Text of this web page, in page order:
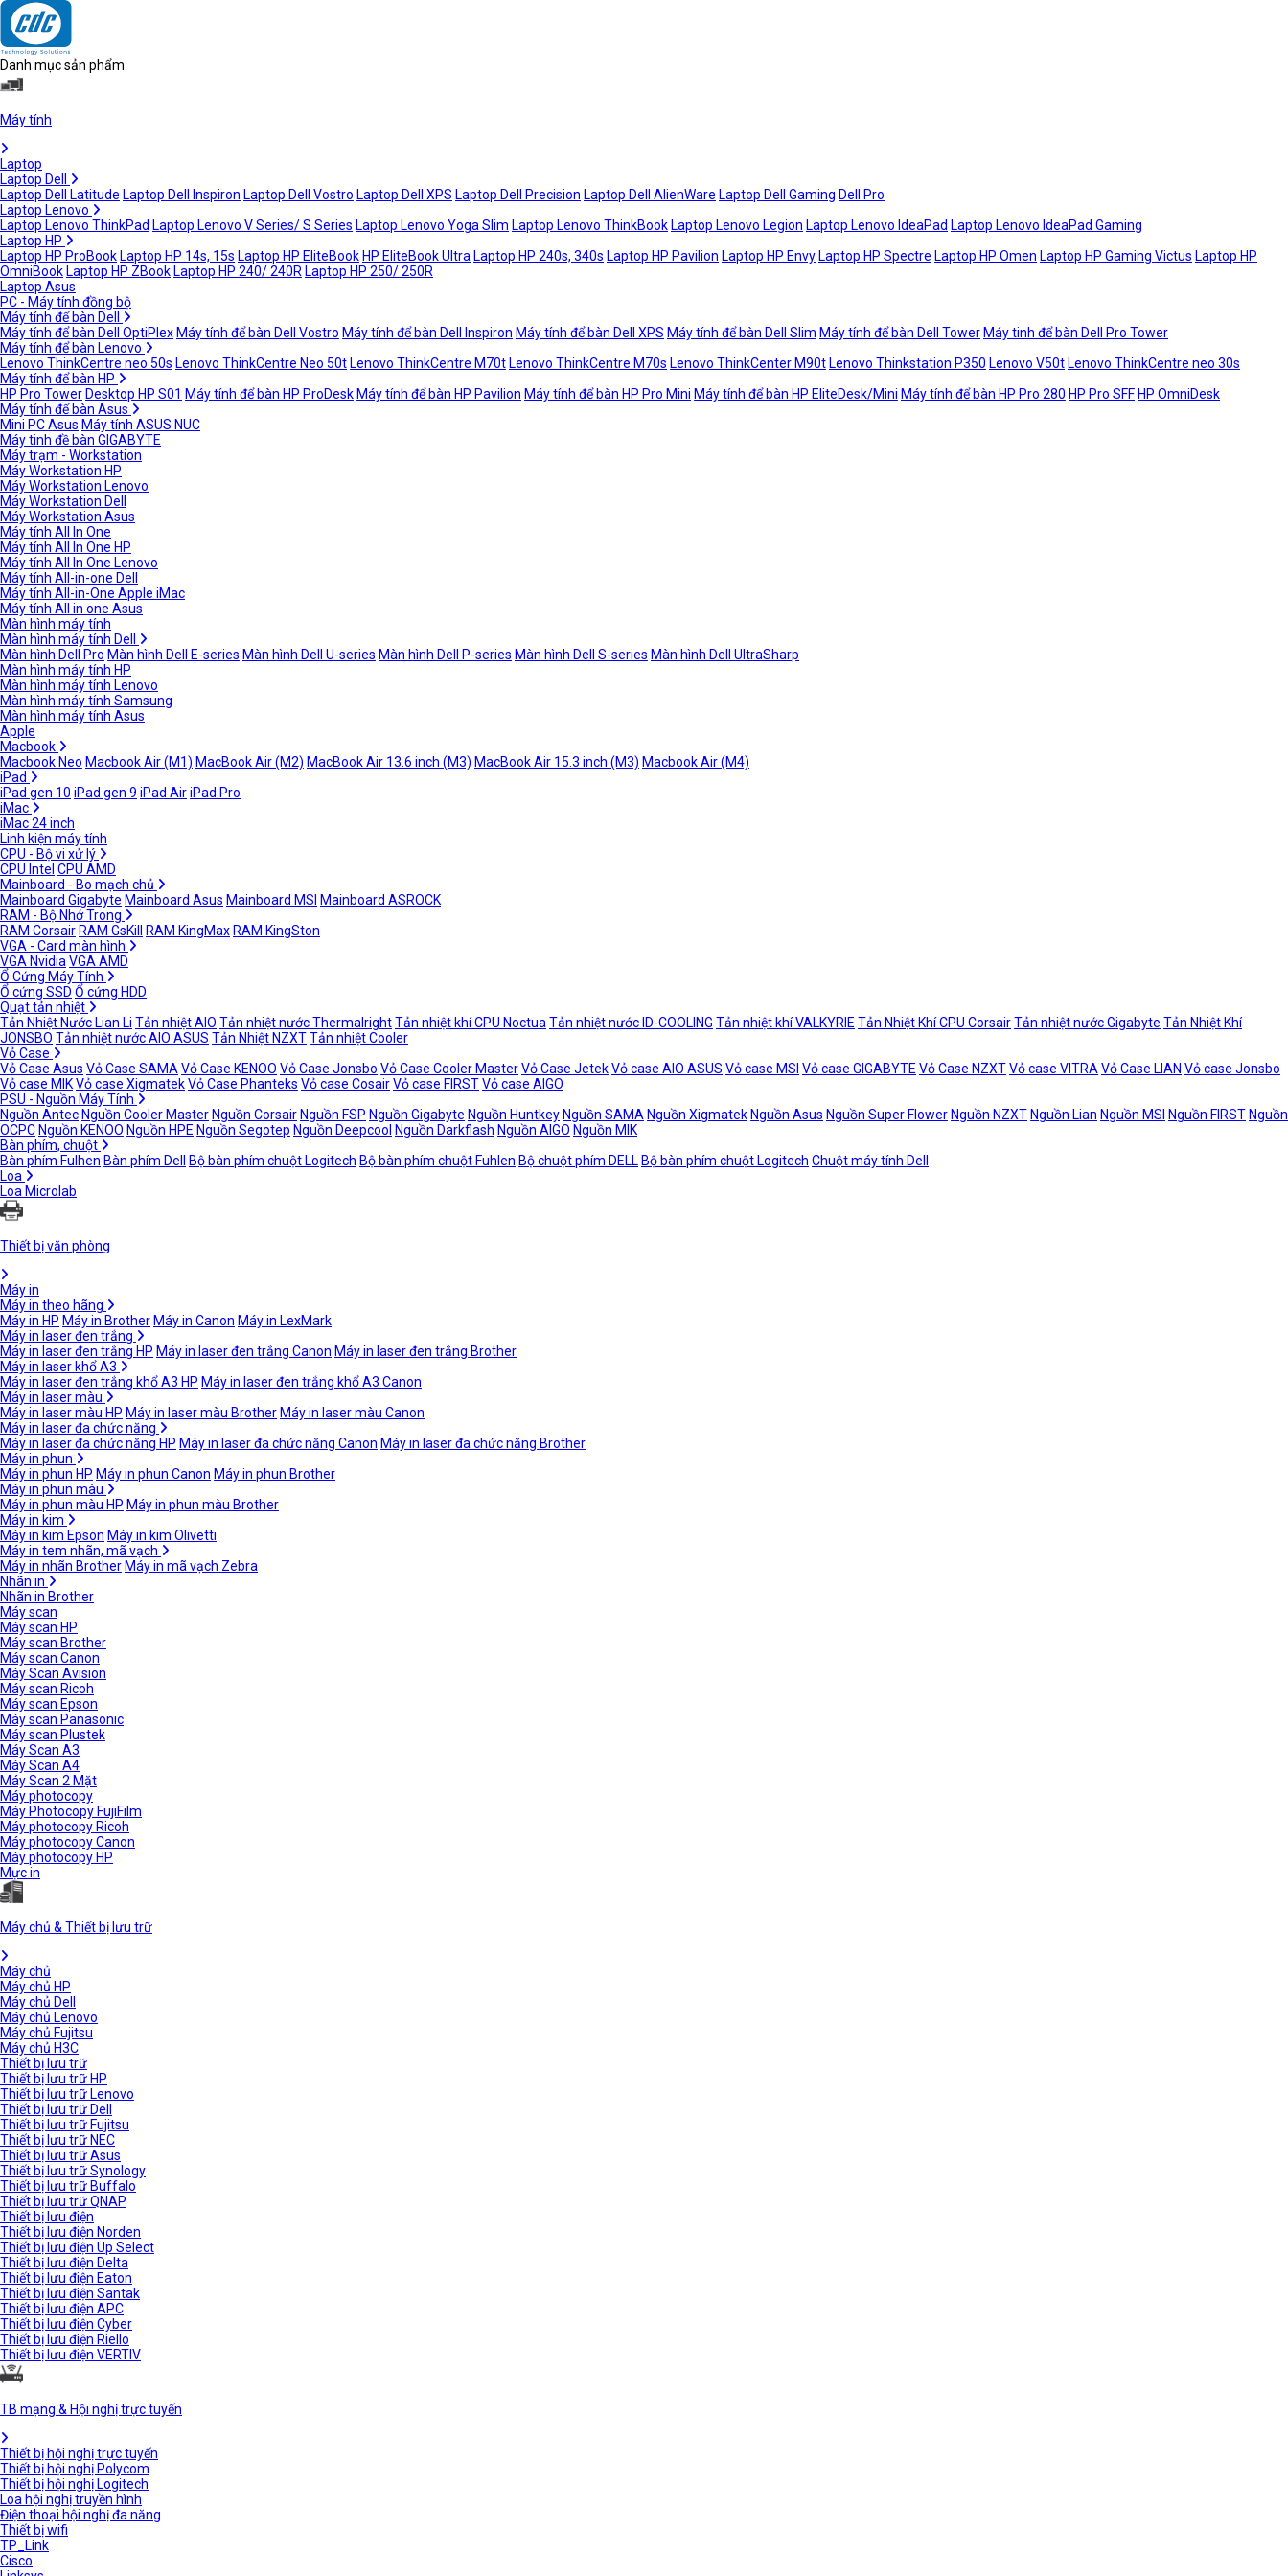
Danh mục sản phẩm
Máy tính
Laptop
Laptop Dell
Laptop Dell Latitude Laptop Dell Inspiron Laptop Dell Vostro Laptop Dell XPS Laptop Dell Precision Laptop Dell AlienWare Laptop Dell Gaming Dell Pro
Laptop Lenovo
Laptop Lenovo ThinkPad Laptop Lenovo V Series/ S Series Laptop Lenovo Yoga Slim Laptop Lenovo ThinkBook Laptop Lenovo Legion Laptop Lenovo IdeaPad Laptop Lenovo IdeaPad Gaming
Laptop HP
Laptop HP ProBook Laptop HP 14s, 15s Laptop HP EliteBook HP EliteBook Ultra Laptop HP 240s, 340s Laptop HP Pavilion Laptop HP Envy Laptop HP Spectre Laptop HP Omen Laptop HP Gaming Victus Laptop HP
OmniBook Laptop HP ZBook Laptop HP 240/ 240R Laptop HP 250/ 250R
Laptop Asus
PC - Máy tính đồng bộ
Máy tính để bàn Dell
Máy tính để bàn Dell OptiPlex Máy tính để bàn Dell Vostro Máy tính để bàn Dell Inspiron Máy tính để bàn Dell XPS Máy tính để bàn Dell Slim Máy tính để bàn Dell Tower Máy tinh để bàn Dell Pro Tower
Máy tính để bàn Lenovo
Lenovo ThinkCentre neo 50s Lenovo ThinkCentre Neo 50t Lenovo ThinkCentre M70t Lenovo ThinkCentre M70s Lenovo ThinkCenter M90t Lenovo Thinkstation P350 Lenovo V50t Lenovo ThinkCentre neo 30s
Máy tính để bàn HP
HP Pro Tower Desktop HP S01 Máy tính để bàn HP ProDesk Máy tính để bàn HP Pavilion Máy tính để bàn HP Pro Mini Máy tính để bàn HP EliteDesk/Mini Máy tính để bàn HP Pro 280 HP Pro SFF HP OmniDesk
Máy tính để bàn Asus
Mini PC Asus Máy tính ASUS NUC
Máy tinh đề bàn GIGABYTE
Máy trạm - Workstation
Máy Workstation HP
Máy Workstation Lenovo
Máy Workstation Dell
Máy Workstation Asus
Máy tính All In One
Máy tính All In One HP
Máy tính All In One Lenovo
Máy tính All-in-one Dell
Máy tính All-in-One Apple iMac
Máy tính All in one Asus
Màn hình máy tính
Màn hình máy tính Dell
Màn hình Dell Pro Màn hình Dell E-series Màn hình Dell U-series Màn hình Dell P-series Màn hình Dell S-series Màn hình Dell UltraSharp
Màn hình máy tính HP
Màn hình máy tính Lenovo
Màn hình máy tính Samsung
Màn hình máy tính Asus
Apple
Macbook
Macbook Neo Macbook Air (M1) MacBook Air (M2) MacBook Air 13.6 inch (M3) MacBook Air 15.3 inch (M3) Macbook Air (M4)
iPad
iPad gen 10 iPad gen 9 iPad AiriPad Pro
iMac
iMac 24 inch
Linh kiện máy tính
CPU - Bộ vi xử lý
CPU Intel CPU AMD
Mainboard - Bo mạch chủ
Mainboard Gigabyte Mainboard Asus Mainboard MSI Mainboard ASROCK
RAM - Bộ Nhớ Trong
RAM Corsair RAM GsKill RAM KingMax RAM KingSton
VGA - Card màn hình
VGA Nvidia VGA AMD
Ổ Cứng Máy Tính
Ổ cứng SSD Ổ cứng HDD
Quạt tản nhiệt
Tản Nhiệt Nước Lian Li Tản nhiệt AIO Tản nhiệt nước ThermalrightTản nhiệt khí CPU Noctua Tản nhiệt nước ID-COOLING Tản nhiệt khí VALKYRIE Tản Nhiệt Khí CPU CorsairTản nhiệt nước Gigabyte Tản Nhiệt Khí
JONSBO Tản nhiệt nước AIO ASUS Tản Nhiệt NZXTTản nhiệt Cooler
Vỏ Case
Vỏ Case Asus Vỏ Case SAMA Vỏ Case KENOO Vỏ Case Jonsbo Vỏ Case Cooler MasterVỏ Case JetekVỏ case AIO ASUS Vỏ case MSI Vỏ case GIGABYTE Vỏ Case NZXTVỏ case VITRA Vỏ Case LIAN Vỏ case Jonsbo
Vỏ case MIKVỏ case XigmatekVỏ Case Phanteks Vỏ case CosairVỏ case FIRSTVỏ case AIGO
PSU - Nguồn Máy Tính
Nguồn Antec Nguồn Cooler Master Nguồn Corsair Nguồn FSP Nguồn Gigabyte Nguồn Huntkey Nguồn SAMA Nguồn Xigmatek Nguồn Asus Nguồn Super Flower Nguồn NZXT Nguồn Lian Nguồn MSI Nguồn FIRST Nguồn
OCPC Nguồn KENOO Nguồn HPE Nguồn Segotep Nguồn Deepcool Nguồn Darkflash Nguồn AIGO Nguồn MIK
Bàn phím, chuột
Bàn phím Fulhen Bàn phím Dell Bộ bàn phím chuột Logitech Bộ bàn phím chuột Fuhlen Bộ chuột phím DELL Bộ bàn phím chuột Logitech Chuột máy tính Dell
Loa
Loa Microlab
Thiết bị văn phòng
Máy in
Máy in theo hãng
Máy in HP Máy in Brother Máy in Canon Máy in LexMark
Máy in laser đen trắng
Máy in laser đen trắng HP Máy in laser đen trắng Canon Máy in laser đen trắng Brother
Máy in laser khổ A3
Máy in laser đen trắng khổ A3 HP Máy in laser đen trắng khổ A3 Canon
Máy in laser màu
Máy in laser màu HP Máy in laser màu Brother Máy in laser màu Canon
Máy in laser đa chức năng
Máy in laser đa chức năng HP Máy in laser đa chức năng Canon Máy in laser đa chức năng Brother
Máy in phun
Máy in phun HP Máy in phun Canon Máy in phun Brother
Máy in phun màu
Máy in phun màu HP Máy in phun màu Brother
Máy in kim
Máy in kim Epson Máy in kim Olivetti
Máy in tem nhãn, mã vạch
Máy in nhãn Brother Máy in mã vạch Zebra
Nhãn in
Nhãn in Brother
Máy scan
Máy scan HP
Máy scan Brother
Máy scan Canon
Máy Scan Avision
Máy scan Ricoh
Máy scan Epson
Máy scan Panasonic
Máy scan Plustek
Máy Scan A3
Máy Scan A4
Máy Scan 2 Mặt
Máy photocopy
Máy Photocopy FujiFilm
Máy photocopy Ricoh
Máy photocopy Canon
Máy photocopy HP
Mực in
Máy chủ & Thiết bị lưu trữ
Máy chủ
Máy chủ HP
Máy chủ Dell
Máy chủ Lenovo
Máy chủ Fujitsu
Máy chủ H3C
Thiết bị lưu trữ
Thiết bị lưu trữ HP
Thiết bị lưu trữ Lenovo
Thiết bị lưu trữ Dell
Thiết bị lưu trữ Fujitsu
Thiết bị lưu trữ NEC
Thiết bị lưu trữ Asus
Thiết bị lưu trữ Synology
Thiết bị lưu trữ Buffalo
Thiết bị lưu trữ QNAP
Thiết bị lưu điện
Thiết bị lưu điện Norden
Thiết bị lưu điện Up Select
Thiết bị lưu điện Delta
Thiết bị lưu điện Eaton
Thiết bị lưu điện Santak
Thiết bị lưu điện APC
Thiết bị lưu điện Cyber
Thiết bị lưu điện Riello
Thiết bị lưu điện VERTIV
TB mạng & Hội nghị trực tuyến
Thiết bị hội nghị trực tuyến
Thiết bị hội nghị Polycom
Thiết bị hội nghị Logitech
Loa hội nghị truyền hình
Điện thoại hội nghị đa năng
Thiết bị wifi
TP_Link
Cisco